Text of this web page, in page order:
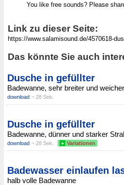
You like free sounds? Please
Link zu dieser Seite:
Das könnte Sie auch
Dusche in gefüllter
Badewanne, sehr breiter und weicher
download ~ 28 Sek.
Dusche in gefüllter
Badewanne, dünner und starker
download ~ 28 Sek. + Variationen
Badewasser einlaufen
halb volle Badewanne